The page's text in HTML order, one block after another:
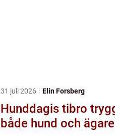
31 juli 2026 Elin Forsberg
Hunddagis tibro trygg vardag för
både hund och ägare